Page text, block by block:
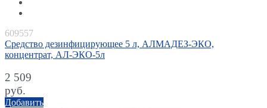
609557
Средство дезинфицирующее 5 л, АЛМАДЕЗ-ЭКО,
концентрат, АЛ-ЭКО-5л
2 509
руб.
Добавить